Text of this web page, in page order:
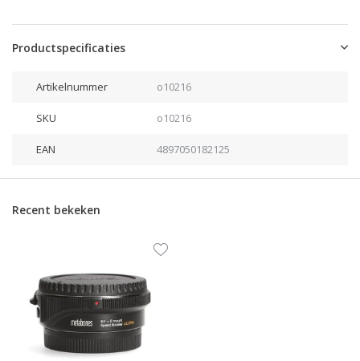
Productspecificaties
Artikelnummer o10216
SKU o10216
EAN 4897050182125
Recent bekeken